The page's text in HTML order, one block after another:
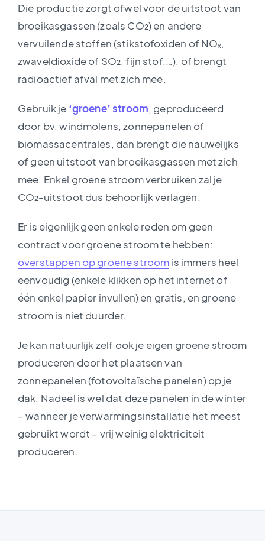
Die productie zorgt ofwel voor de uitstoot van
broeikasgassen (zoals CO₂) en andere
vervuilende stoffen (stikstofoxiden of NOₓ,
zwaveldioxide of SO₂, fijn stof,…), of brengt
radioactief afval met zich mee.
Gebruik je ‘groene’ stroom, geproduceerd
door bv. windmolens, zonnepanelen of
biomassacentrales, dan brengt die nauwelijks
of geen uitstoot van broeikasgassen met zich
mee. Enkel groene stroom verbruiken zal je
CO₂-uitstoot dus behoorlijk verlagen.
Er is eigenlijk geen enkele reden om geen
contract voor groene stroom te hebben:
overstappen op groene stroomis immers heel
eenvoudig (enkele klikken op het internet of
één enkel papier invullen) en gratis, en groene
stroom is niet duurder.
Je kan natuurlijk zelf ook je eigen groene stroom
produceren door het plaatsen van
zonnepanelen (fotovoltaïsche panelen) op je
dak. Nadeel is wel dat deze panelen in de winter
– wanneer je verwarmingsinstallatie het meest
gebruikt wordt – vrij weinig elektriciteit
produceren.